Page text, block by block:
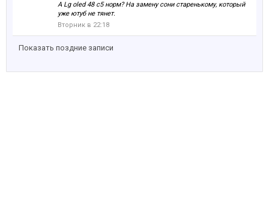
А Lg oled 48 c5 норм? На замену сони старенькому, который
уже ютуб не тянет.
Вторник в 22:18
Показать поздние записи